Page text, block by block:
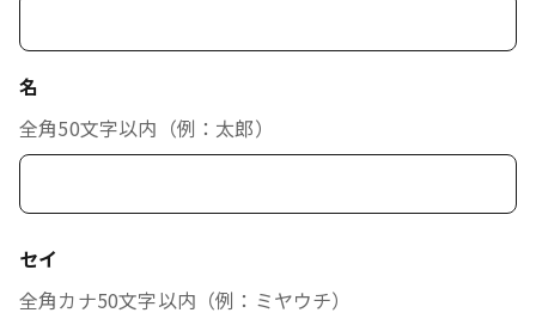
名
全角50文字以内（例：太郎）
セイ
全角カナ50文字以内（例：ミヤウチ）